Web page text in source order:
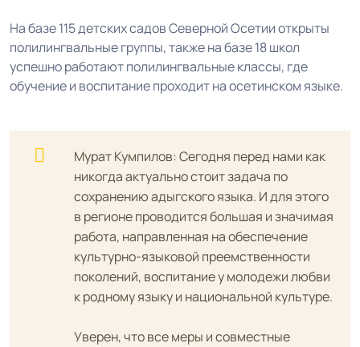
На базе 115 детских садов Северной Осетии открыты
полилингвальные группы, также на базе 18 школ
успешно работают полилингвальные классы, где
обучение и воспитание проходит на осетинском языке.
Мурат Кумпилов: Сегодня перед нами как
никогда актуально стоит задача по
сохранению адыгского языка. И для этого
в регионе проводится большая и значимая
работа, направленная на обеспечение
культурно-языковой преемственности
поколений, воспитание у молодежи любви
к родному языку и национальной культуре.
Уверен, что все меры и совместные